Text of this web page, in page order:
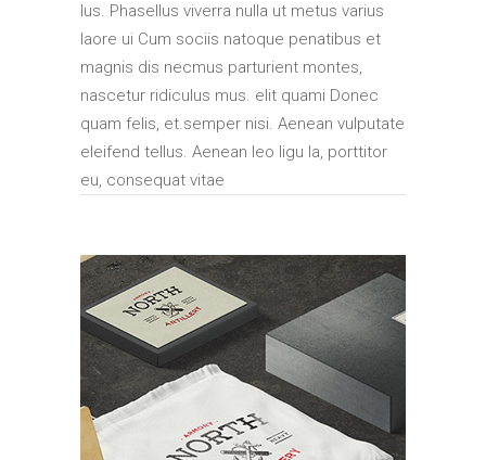
lus. Phasellus viverra nulla ut metus varius
laore ui Cum sociis natoque penatibus et
magnis dis necmus parturient montes,
nascetur ridiculus mus. elit quami Donec
quam felis, et.semper nisi. Aenean vulputate
eleifend tellus. Aenean leo ligu la, porttitor
eu, consequat vitae